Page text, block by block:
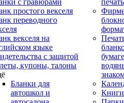
простого векселя
переводного
векселя на
языке
с защитой
купоны, талоны
Бланки для
автошкол и
Книги